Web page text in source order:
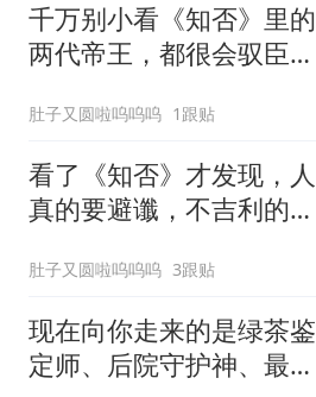
千万别小看《知否》里的
两代帝王，都很会驭臣之
肚子又圆啦呜呜呜 1跟贴
看了《知否》才发现，人
真的要避谶，不吉利的话
肚子又圆啦呜呜呜 3跟贴
现在向你走来的是绿茶鉴
定师、后院守护神、最强